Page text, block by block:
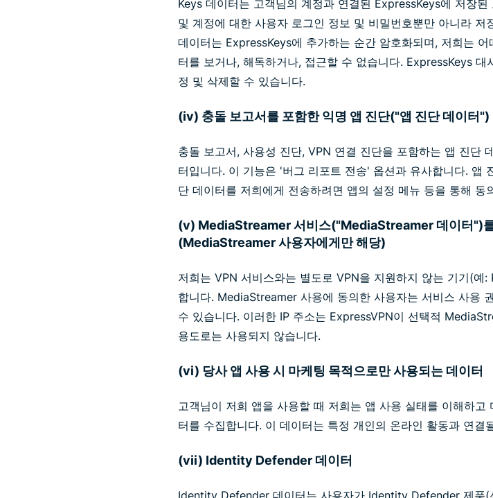
Keys 데이터는 고객님의 계정과 연결된 ExpressKeys에 저장
및 계정에 대한 사용자 로그인 정보 및 비밀번호뿐만 아니라
데이터는 ExpressKeys에 추가하는 순간 암호화되며, 저희는
터를 보거나, 해독하거나, 접근할 수 없습니다. ExpressKeys
정 및 삭제할 수 있습니다.
(iv) 충돌 보고서를 포함한 익명 앱 진단("앱 진단 데이터")
충돌 보고서, 사용성 진단, VPN 연결 진단을 포함하는 앱 진단
터입니다. 이 기능은 '버그 리포트 전송' 옵션과 유사합니다. 앱
단 데이터를 저희에게 전송하려면 앱의 설정 메뉴 등을 통해 동
(v) MediaStreamer 서비스("MediaStreamer 데이터")
(MediaStreamer 사용자에게만 해당)
저희는 VPN 서비스와는 별도로 VPN을 지원하지 않는 기기(
합니다. MediaStreamer 사용에 동의한 사용자는 서비스 사용
수 있습니다. 이러한 IP 주소는 ExpressVPN이 선택적
용도로는 사용되지 않습니다.
(vi) 당사 앱 사용 시 마케팅 목적으로만 사용되는 데이터
고객님이 저희 앱을 사용할 때 저희는 앱 사용 실태를 이해하
터를 수집합니다. 이 데이터는 특정 개인의 온라인 활동과 연결
(vii) Identity Defender 데이터
Identity Defender 데이터는 사용자가 Identity Defender 제품(